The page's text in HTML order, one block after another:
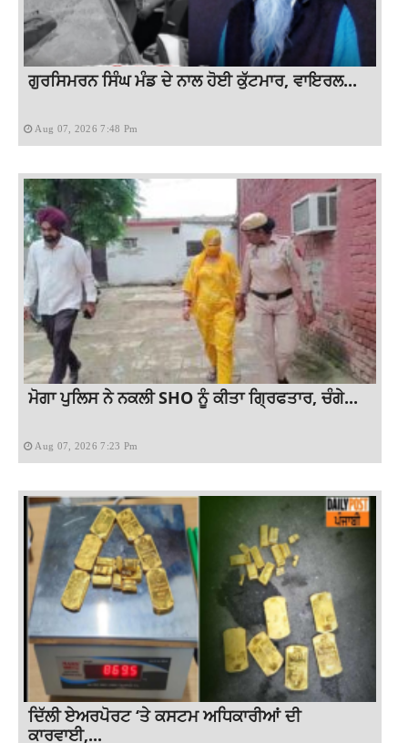
ਗੁਰਸਿਮਰਨ ਸਿੰਘ ਮੰਡ ਦੇ ਨਾਲ ਹੋਈ ਕੁੱਟਮਾਰ, ਵਾਇਰਲ...
Aug 07, 2026 7:48 Pm
ਮੋਗਾ ਪੁਲਿਸ ਨੇ ਨਕਲੀ SHO ਨੂੰ ਕੀਤਾ ਗ੍ਰਿਫਤਾਰ, ਚੰਗੇ...
Aug 07, 2026 7:23 Pm
ਦਿੱਲੀ ਏਅਰਪੋਰਟ ‘ਤੇ ਕਸਟਮ ਅਧਿਕਾਰੀਆਂ ਦੀ
ਕਾਰਵਾਈ,...